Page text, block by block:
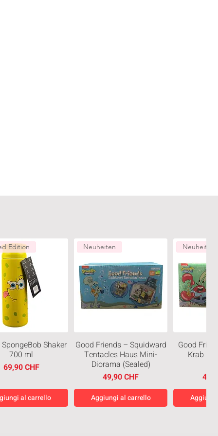
Edition
SpongeBob Shaker
700 ml
Prezzo
69,90 CHF
al carrello
Neuheiten
Good Friends – Squidward
Tentacles Haus Mini-
Diorama (Sealed)
Prezzo
49,90 CHF
Aggiungi al carrello
Neuheiten
Good
Krab